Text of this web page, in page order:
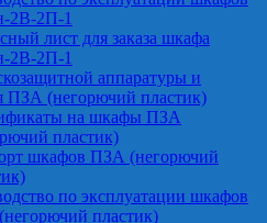
2В-2П-1
лист для заказа шкафа
2В-2П-1
аппаратуры и
ПЗА (негорючий пластик)
на шкафы ПЗА
пластик)
шкафов ПЗА (негорючий
по эксплуатации шкафов
пластик)